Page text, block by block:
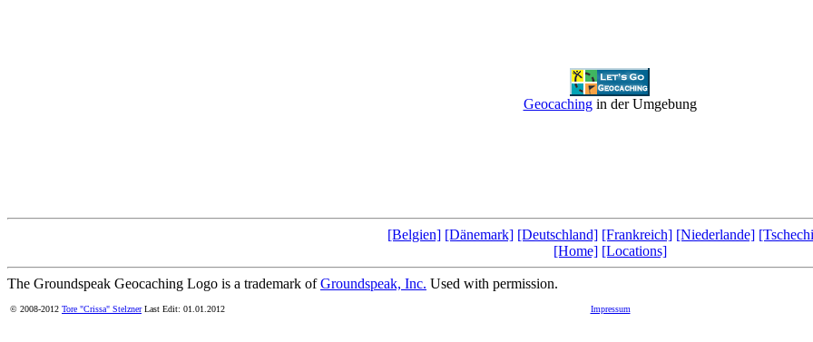
Geocachingin der Umgebung
[Belgien] [Dänemark] [Deutschland] [Frankreich] [Niederlande]
[Home] [Locations]
The Groundspeak Geocaching Logo is a trademark ofGroundspeak, Inc. Used with permission.
© 2008-2012 Tore "Crissa" StelznerLast Edit: 01.01.2012 Impressum